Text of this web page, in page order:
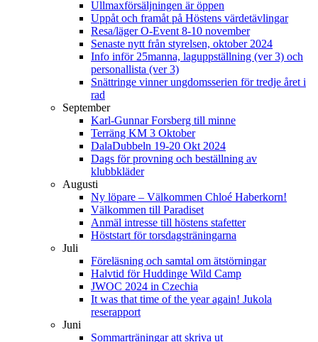
Ullmaxförsäljningen är öppen
Uppåt och framåt på Höstens värdetävlingar
Resa/läger O-Event 8-10 november
Senaste nytt från styrelsen, oktober 2024
Info inför 25manna, laguppställning (ver 3) och
personallista (ver 3)
Snättringe vinner ungdomsserien för tredje året i
rad
September
Karl-Gunnar Forsberg till minne
Terräng KM 3 Oktober
DalaDubbeln 19-20 Okt 2024
Dags för provning och beställning av
klubbkläder
Augusti
Ny löpare – Välkommen Chloé Haberkorn!
Välkommen till Paradiset
Anmäl intresse till höstens stafetter
Höststart för torsdagsträningarna
Juli
Föreläsning och samtal om ätstörningar
Halvtid för Huddinge Wild Camp
JWOC 2024 in Czechia
It was that time of the year again! Jukola
reserapport
Juni
Sommarträningar att skriva ut